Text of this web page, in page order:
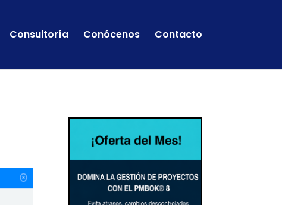
Consultoría Conócenos Contacto